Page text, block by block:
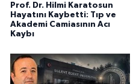
Prof. Dr. Hilmi Karatosun
Hayatını Kaybetti: Tıp ve
Akademi Camiasının Acı
Kaybı